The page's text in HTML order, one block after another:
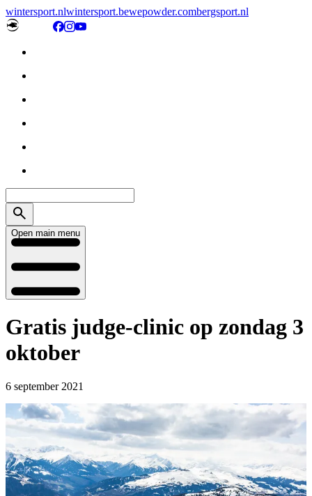
wintersport.nlwintersport.bewepowder.combergsport.nl
Open main menu
Gratis judge-clinic op zondag 3
oktober
6 september 2021